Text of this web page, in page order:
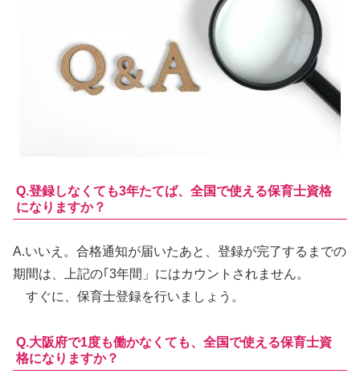
Q.登録しなくても3年たてば、全国で使える保育士資格
になりますか？
A.いいえ。 合格通知が届いたあと、登録が完了するまでの
期間は、上記の｢3年間」にはカウントされません。
すぐに、保育士登録を行いましょう。
Q.大阪府で1度も働かなくても、全国で使える保育士資
格になりますか？